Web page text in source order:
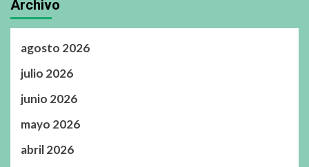
Archivo
agosto 2026
julio 2026
junio 2026
mayo 2026
abril 2026